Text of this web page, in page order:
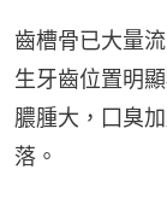
齒槽骨已大量
生牙齒位置明
膿腫大，囗臭
落。